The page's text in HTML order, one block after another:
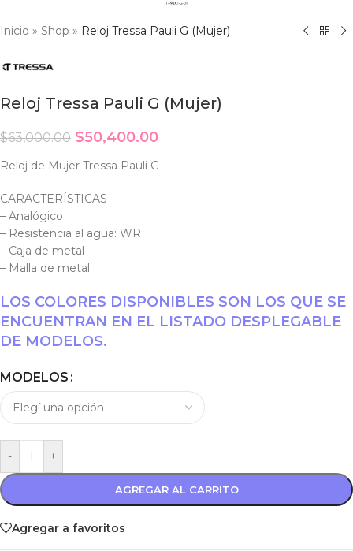
Inicio » Shop » Reloj Tressa Pauli G (Mujer)
Reloj Tressa Pauli G (Mujer)
$63,000.00 $50,400.00
Reloj de Mujer Tressa Pauli G
CARACTERÍSTICAS
– Analógico
– Resistencia al agua: WR
– Caja de metal
– Malla de metal
LOS COLORES DISPONIBLES SON LOS QUE SE
ENCUENTRAN EN EL LISTADO DESPLEGABLE
DE MODELOS.
MODELOS
- +
AGREGAR AL CARRITO
Agregar a favoritos